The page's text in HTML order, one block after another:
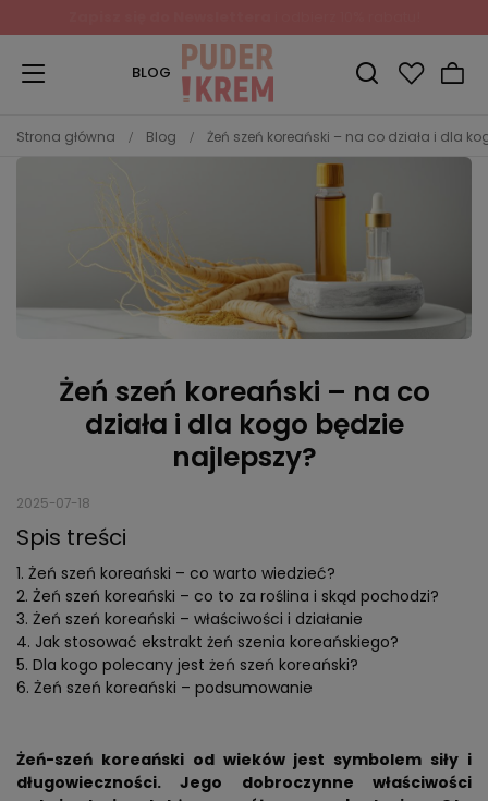
BLOG
Strona główna Blog Żeń szeń koreański – na co działa i dla
Żeń szeń koreański – na co
działa i dla kogo będzie
najlepszy?
2025-07-18
Spis treści
Żeń szeń koreański – co warto wiedzieć?
Żeń szeń koreański – co to za roślina i skąd pochodzi?
Żeń szeń koreański – właściwości i działanie
Jak stosować ekstrakt żeń szenia koreańskiego?
Dla kogo polecany jest żeń szeń koreański?
Żeń szeń koreański – podsumowanie
Żeń-szeń koreański od wieków jest symbolem siły i
długowieczności. Jego dobroczynne właściwości